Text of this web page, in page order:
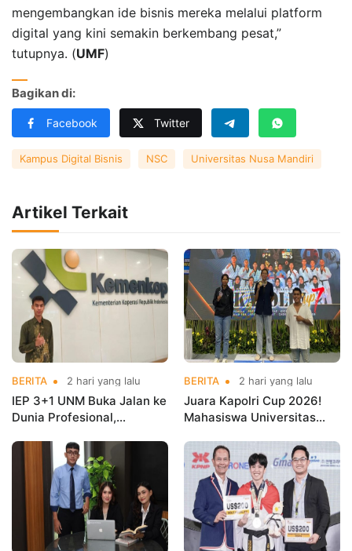
mengembangkan ide bisnis mereka melalui platform
digital yang kini semakin berkembang pesat,”
tutupnya. (UMF)
Bagikan di:
Facebook Twitter
Kampus Digital Bisnis NSC Universitas Nusa Mandiri
Artikel Terkait
BERITA 2 hari yang lalu
IEP 3+1 UNM Buka Jalan ke
Dunia Profesional,
Kementerian Koperasi
BERITA 2 hari yang lalu
Juara Kapolri Cup 2026!
Mahasiswa Universitas
Nama Kampus di Kejurnas
Taekwondo